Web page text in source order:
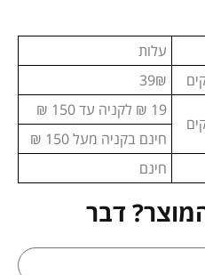
עלות
39₪
19 ₪ לקניה עד 150 ₪
חינם בקניה מעל 150 ₪
חינם
דבר